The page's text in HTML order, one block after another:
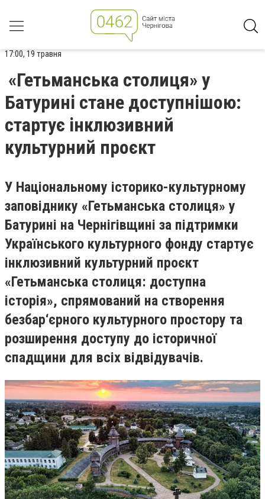
17:00, 19 травня
«Гетьманська столиця» у
Батурині стане доступнішою:
стартує інклюзивний
культурний проєкт
У Національному історико-культурному
заповіднику «Гетьманська столиця» у
Батурині на Чернігівщині за підтримки
Українського культурного фонду стартує
інклюзивний культурний проєкт
«Гетьманська столиця: доступна
історія», спрямований на створення
безбар‘єрного культурного простору та
розширення доступу до історичної
спадщини для всіх відвідувачів.